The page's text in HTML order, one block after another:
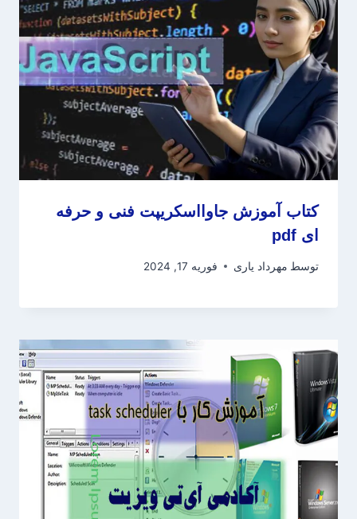
کتاب آموزش جاوا‌‌‌اسکریپت فنی و حرفه
ای pdf
توسط مهرداد یاری فوریه 17, 2024